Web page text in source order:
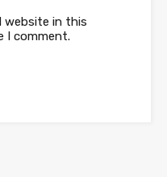
website in this
I comment.